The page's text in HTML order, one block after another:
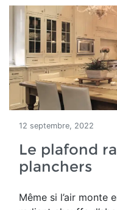
12 septembre, 2022
Le plafond
planchers
Même si l’air monte